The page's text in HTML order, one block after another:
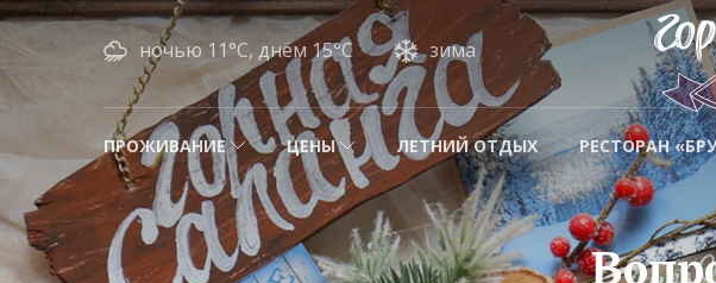
ночью 11°C, днём 15°C зима
ПРОЖИВАНИЕ ЦЕНЫ ЛЕТНИЙ ОТДЫХ РЕСТОРАН